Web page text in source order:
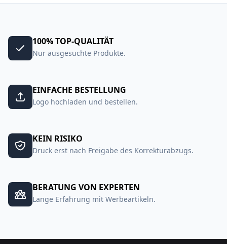
100% TOP-QUALITÄT
Nur ausgesuchte Produkte.
EINFACHE BESTELLUNG
Logo hochladen und bestellen.
KEIN RISIKO
Druck erst nach Freigabe des Korrekturabzugs.
BERATUNG VON EXPERTEN
Lange Erfahrung mit Werbeartikeln.